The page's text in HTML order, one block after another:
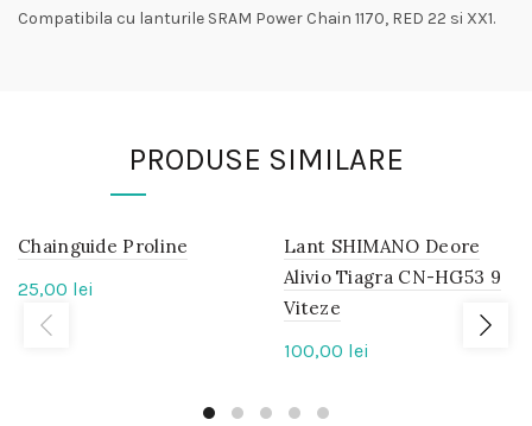
Compatibila cu lanturile SRAM Power Chain 1170, RED 22 si XX1.
PRODUSE SIMILARE
IN
STOC
Chainguide Proline
25,00 lei
IN
STOC
Lant SHIMANO Deore
Alivio Tiagra CN-HG53 9
Viteze
100,00 lei